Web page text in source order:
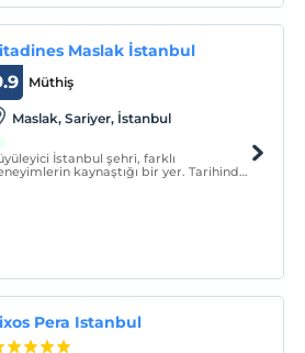
Maslak İstanbul
Müthiş
Maslak, Sariyer, İstanbul
İstanbul şehri, farklı
kaynaştığı bir yer. Tarihinden
Pera Istanbul